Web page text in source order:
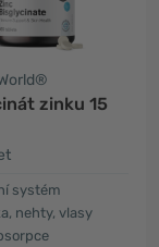
zinku 15
systém
nehty, vlasy